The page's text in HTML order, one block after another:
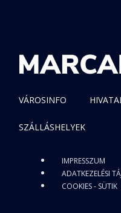
VÁROSINFO
SZÁLLÁSHELYEK
IMPRESSZUM
ADATKEZELÉSI
COOKIES - SÜTIK